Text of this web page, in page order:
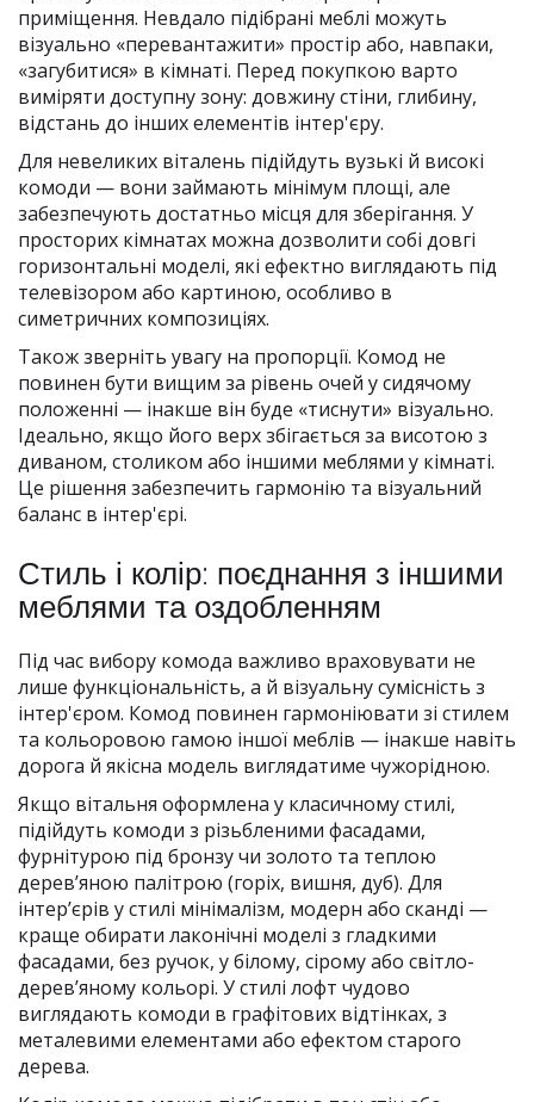
приміщення. Невдало підібрані меблі можуть
візуально «перевантажити» простір або, навпаки,
«загубитися» в кімнаті. Перед покупкою варто
виміряти доступну зону: довжину стіни, глибину,
відстань до інших елементів інтер'єру.
Для невеликих віталень підійдуть вузькі й високі
комоди — вони займають мінімум площі, але
забезпечують достатньо місця для зберігання. У
просторих кімнатах можна дозволити собі довгі
горизонтальні моделі, які ефектно виглядають під
телевізором або картиною, особливо в
симетричних композиціях.
Також зверніть увагу на пропорції. Комод не
повинен бути вищим за рівень очей у сидячому
положенні — інакше він буде «тиснути» візуально.
Ідеально, якщо його верх збігається за висотою з
диваном, столиком або іншими меблями у кімнаті.
Це рішення забезпечить гармонію та візуальний
баланс в інтер'єрі.
Стиль і колір: поєднання з іншими
меблями та оздобленням
Під час вибору комода важливо враховувати не
лише функціональність, а й візуальну сумісність з
інтер'єром. Комод повинен гармоніювати зі стилем
та кольоровою гамою іншої меблів — інакше навіть
дорога й якісна модель виглядатиме чужорідною.
Якщо вітальня оформлена у класичному стилі,
підійдуть комоди з різьбленими фасадами,
фурнітурою під бронзу чи золото та теплою
дерев’яною палітрою (горіх, вишня, дуб). Для
інтер’єрів у стилі мінімалізм, модерн або сканді —
краще обирати лаконічні моделі з гладкими
фасадами, без ручок, у білому, сірому або світло-
дерев’яному кольорі. У стилі лофт чудово
виглядають комоди в графітових відтінках, з
металевими елементами або ефектом старого
дерева.